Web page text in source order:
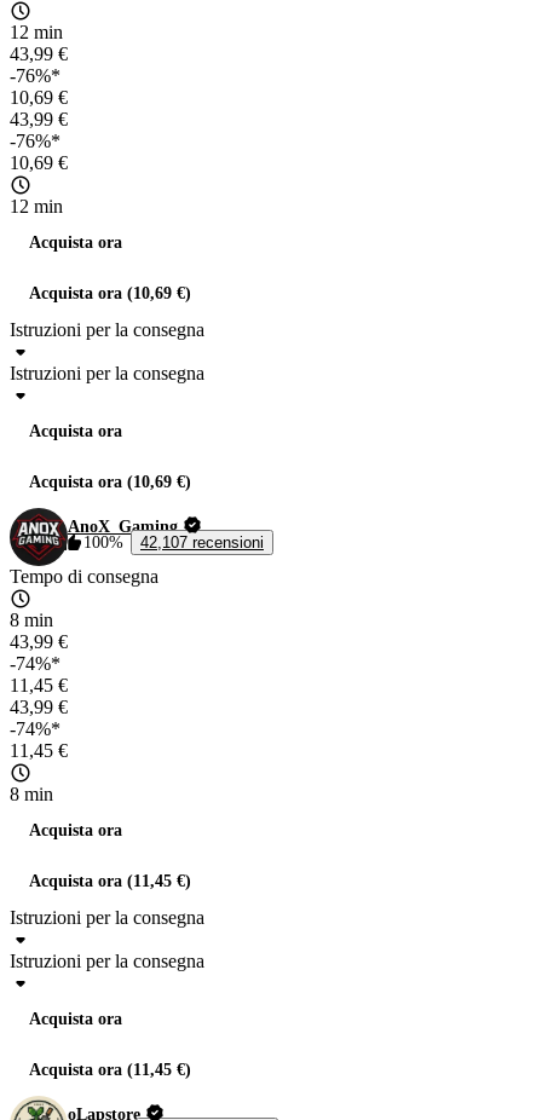
12 min
43,99 €
-76%*
10,69 €
43,99 €
-76%*
10,69 €
12 min
Acquista ora
Acquista ora (10,69 €)
Istruzioni per la consegna
Istruzioni per la consegna
Acquista ora
Acquista ora (10,69 €)
AnoX_Gaming
100%
42,107 recensioni
Tempo di consegna
8 min
43,99 €
-74%*
11,45 €
43,99 €
-74%*
11,45 €
8 min
Acquista ora
Acquista ora (11,45 €)
Istruzioni per la consegna
Istruzioni per la consegna
Acquista ora
Acquista ora (11,45 €)
oLapstore